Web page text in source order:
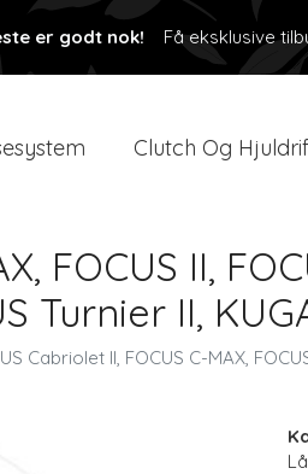
er godt nok! Få eksklusive
Clutch Og
FOCUS II,
Turnier II,
Cabriolet II, FOCUS C-MAX,